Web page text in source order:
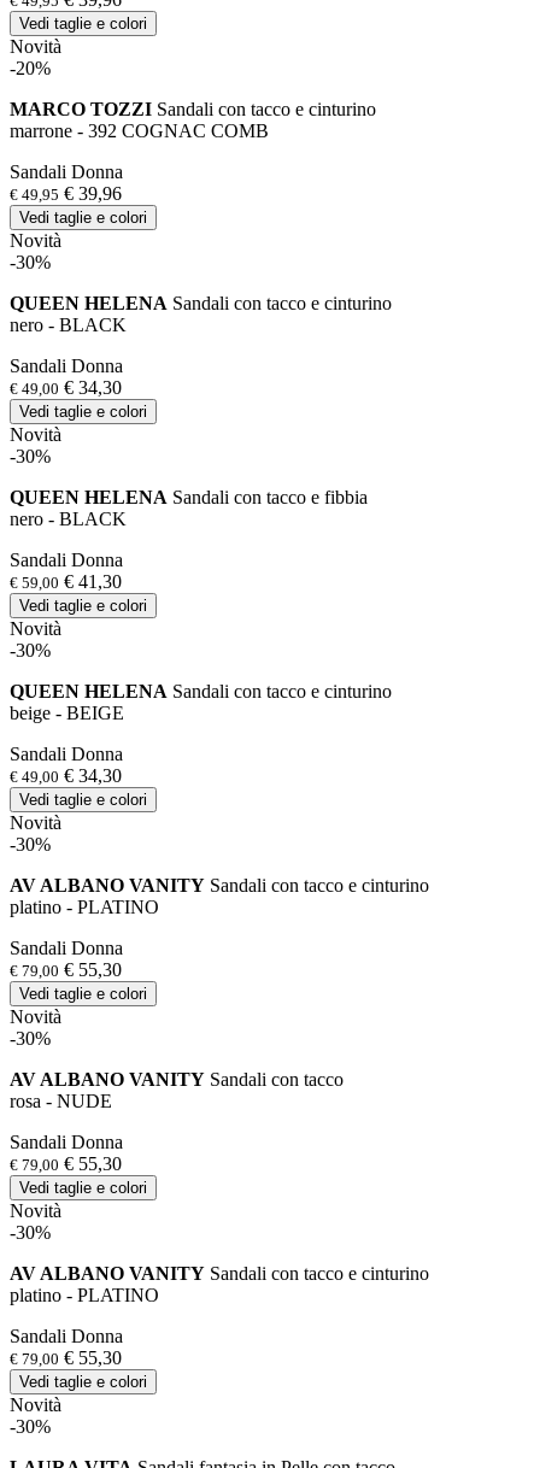
Vedi taglie e colori
Novità
-20%
MARCO TOZZI Sandali con tacco e cinturino
marrone - 392 COGNAC COMB
Sandali Donna
€ 49,95 € 39,96
Vedi taglie e colori
Novità
-30%
QUEEN HELENA Sandali con tacco e cinturino
nero - BLACK
Sandali Donna
€ 49,00 € 34,30
Vedi taglie e colori
Novità
-30%
QUEEN HELENA Sandali con tacco e fibbia
nero - BLACK
Sandali Donna
€ 59,00 € 41,30
Vedi taglie e colori
Novità
-30%
QUEEN HELENA Sandali con tacco e cinturino
beige - BEIGE
Sandali Donna
€ 49,00 € 34,30
Vedi taglie e colori
Novità
-30%
AV ALBANO VANITY Sandali con tacco e cinturino
platino - PLATINO
Sandali Donna
€ 79,00 € 55,30
Vedi taglie e colori
Novità
-30%
AV ALBANO VANITY Sandali con tacco
rosa - NUDE
Sandali Donna
€ 79,00 € 55,30
Vedi taglie e colori
Novità
-30%
AV ALBANO VANITY Sandali con tacco e cinturino
platino - PLATINO
Sandali Donna
€ 79,00 € 55,30
Vedi taglie e colori
Novità
-30%